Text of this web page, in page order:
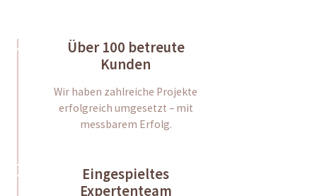
Über 100 betreute
Kunden
Wir haben zahlreiche Projekte
erfolgreich umgesetzt – mit
messbarem Erfolg.
Eingespieltes
Expertenteam